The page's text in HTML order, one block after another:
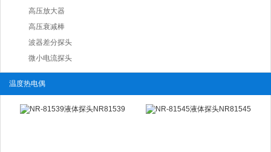
高压放大器
高压衰减棒
波器差分探头
微小电流探头
温度热电偶